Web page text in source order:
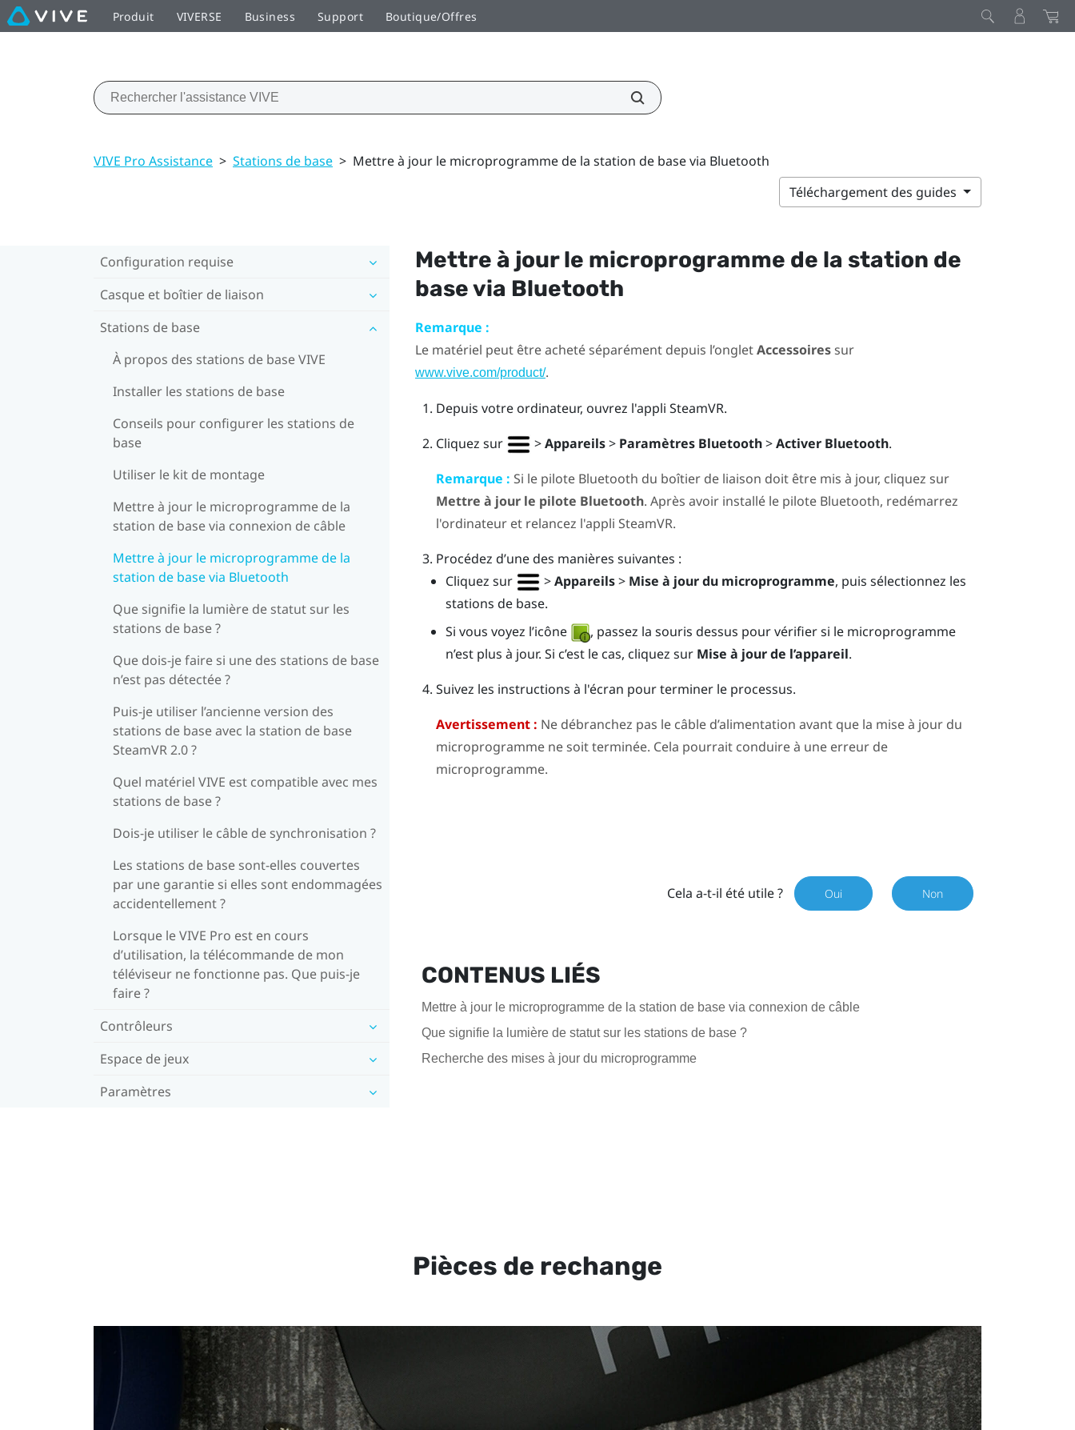
Produit VIVERSE Business Support Boutique/Offres
VIVE Pro Assistance > Stations de base > Mettre à jour le microprogramme de la station de base via Bluetooth
Téléchargement des guides
Configuration requise
Casque et boîtier de liaison
Stations de base
À propos des stations de base VIVE
Installer les stations de base
Conseils pour configurer les stations de
base
Utiliser le kit de montage
Mettre à jour le microprogramme de la
station de base via connexion de câble
Mettre à jour le microprogramme de la
station de base via Bluetooth
Que signifie la lumière de statut sur les
stations de base ?
Que dois-je faire si une des stations de base
n’est pas détectée ?
Puis-je utiliser l’ancienne version des
stations de base avec la station de base
SteamVR 2.0 ?
Quel matériel VIVE est compatible avec mes
stations de base ?
Dois-je utiliser le câble de synchronisation ?
Les stations de base sont-elles couvertes
par une garantie si elles sont endommagées
accidentellement ?
Lorsque le VIVE Pro est en cours
d’utilisation, la télécommande de mon
téléviseur ne fonctionne pas. Que puis-je
faire ?
Contrôleurs
Espace de jeux
Paramètres
Mettre à jour le microprogramme de la station de
base via Bluetooth
Remarque :
Le matériel peut être acheté séparément depuis l’ongletAccessoiressur
www.vive.com/product/.
Depuis votre ordinateur, ouvrez l'appli SteamVR.
Cliquez sur
>Appareils> Paramètres Bluetooth>Activer Bluetooth.
Remarque : Si le pilote Bluetooth du boîtier de liaison doit être mis à jour, cliquez sur
Mettre à jour le pilote Bluetooth. Après avoir installé le pilote Bluetooth, redémarrez
l'ordinateur et relancez l'appli SteamVR.
Procédez d’une des manières suivantes :
Cliquez sur
>Appareils> Mise à jour du microprogramme, puis sélectionnez les
stations de base.
Si vous voyez l’icône
, passez la souris dessus pour vérifier si le microprogramme
n’est plus à jour. Si c’est le cas, cliquez sur Mise à jour de l’appareil.
Suivez les instructions à l'écran pour terminer le processus.
Avertissement : Ne débranchez pas le câble d’alimentation avant que la mise à jour du
microprogramme ne soit terminée. Cela pourrait conduire à une erreur de
microprogramme.
Cela a-t-il été utile ? Oui Non
CONTENUS LIÉS
Mettre à jour le microprogramme de la station de base via connexion de câble
Que signifie la lumière de statut sur les stations de base ?
Recherche des mises à jour du microprogramme
Pièces de rechange